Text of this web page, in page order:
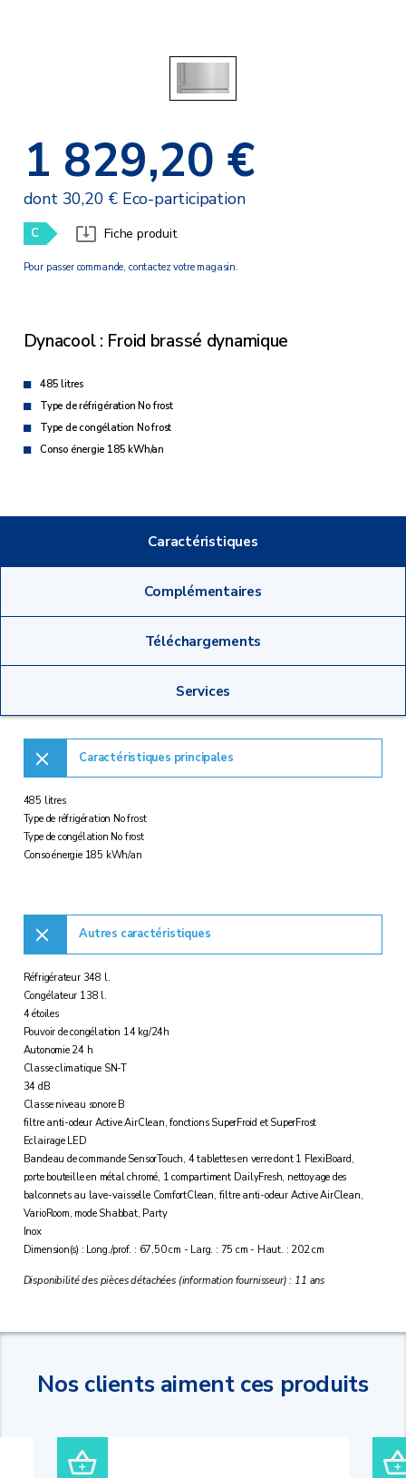
1 829,20 €
dont 30,20 € Eco-participation
C Fiche produit
Pour passer commande, contactez votre magasin.
Dynacool : Froid brassé dynamique
485 litres
Type de réfrigération No frost
Type de congélation No frost
Conso énergie 185 kWh/an
Caractéristiques
Complémentaires
Téléchargements
Services
Caractéristiques principales
485 litres
Type de réfrigération No frost
Type de congélation No frost
Conso énergie 185 kWh/an
Autres caractéristiques
Réfrigérateur 348 l.
Congélateur 138 l.
4 étoiles
Pouvoir de congélation 14 kg/24h
Autonomie 24 h
Classe climatique SN-T
34 dB
Classe niveau sonore B
filtre anti-odeur Active AirClean, fonctions SuperFroid et SuperFrost
Eclairage LED
Bandeau de commande SensorTouch, 4 tablettes en verre dont 1 FlexiBoard,
porte bouteille en métal chromé, 1 compartiment DailyFresh, nettoyage des
balconnets au lave-vaisselle ComfortClean, filtre anti-odeur Active AirClean,
VarioRoom, mode Shabbat, Party
Inox
Dimension(s) : Long./prof. : 67,50 cm - Larg. : 75 cm - Haut. : 202 cm
Disponibilité des pièces détachées (information fournisseur) : 11 ans
Nos clients aiment ces produits